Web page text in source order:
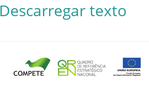
Descarregar texto